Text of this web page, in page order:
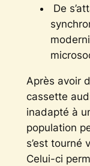
De
Après avoir
cassette
inadapté à
population
s’est tourné
Celui-ci